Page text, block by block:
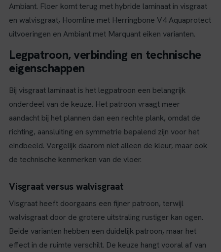
Ambiant. Floer komt terug met hybride laminaat in visgraat
en walvisgraat, Hoomline met Herringbone V4 Aquaprotect
uitvoeringen en Ambiant met Marquant eiken varianten.
Legpatroon, verbinding en technische
eigenschappen
Bij visgraat laminaat is het legpatroon een belangrijk
onderdeel van de keuze. Het patroon vraagt meer
aandacht bij het plannen dan een rechte plank, omdat de
richting, aansluiting en symmetrie bepalend zijn voor het
eindbeeld. Vergelijk daarom niet alleen de kleur, maar ook
de technische kenmerken van de vloer.
Visgraat versus walvisgraat
Visgraat heeft doorgaans een fijner patroon, terwijl
walvisgraat door de grotere uitstraling rustiger kan ogen.
Beide varianten hebben een duidelijk patroon, maar het
effect in de ruimte verschilt. De keuze hangt vooral af van